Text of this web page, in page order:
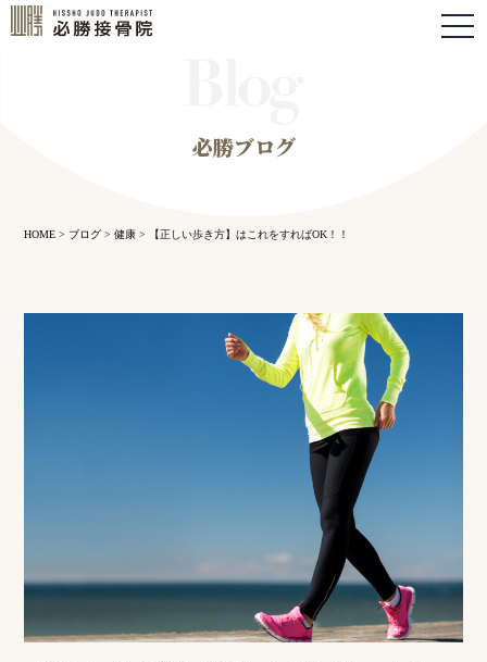
必勝ブログ
HOME > ブログ >健康 > 【正しい歩き方】はこれをすればOK！！